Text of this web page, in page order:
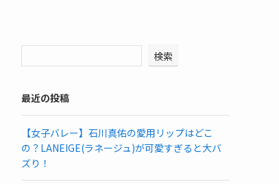
検索
最近の投稿
【女子バレー】石川真佑の愛用リップはどこ
の？LANEIGE(ラネージュ)が可愛すぎると大バ
ズり！